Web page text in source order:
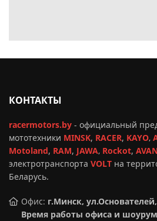
КОНТАКТЫ
racermotors.by - официальный
мототехники MINSK, RACER, KAYO,
Motoland, RAM, JAWA, Rockot,
электротранспорта VOLT на
Беларусь.
Офис: г.Минск,
Время работы офиса и